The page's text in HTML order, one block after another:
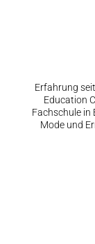
Erfahrung
Education
Fachschule in
Mode und